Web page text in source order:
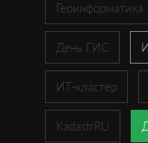
Геоинформатика
День ГИС
ИТ-кластер
KadastrRU